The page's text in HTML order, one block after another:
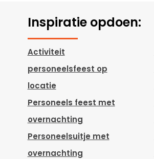
Inspiratie opdoen:
Activiteit
personeelsfeest op
locatie
Personeels feest met
overnachting
Personeelsuitje met
overnachting